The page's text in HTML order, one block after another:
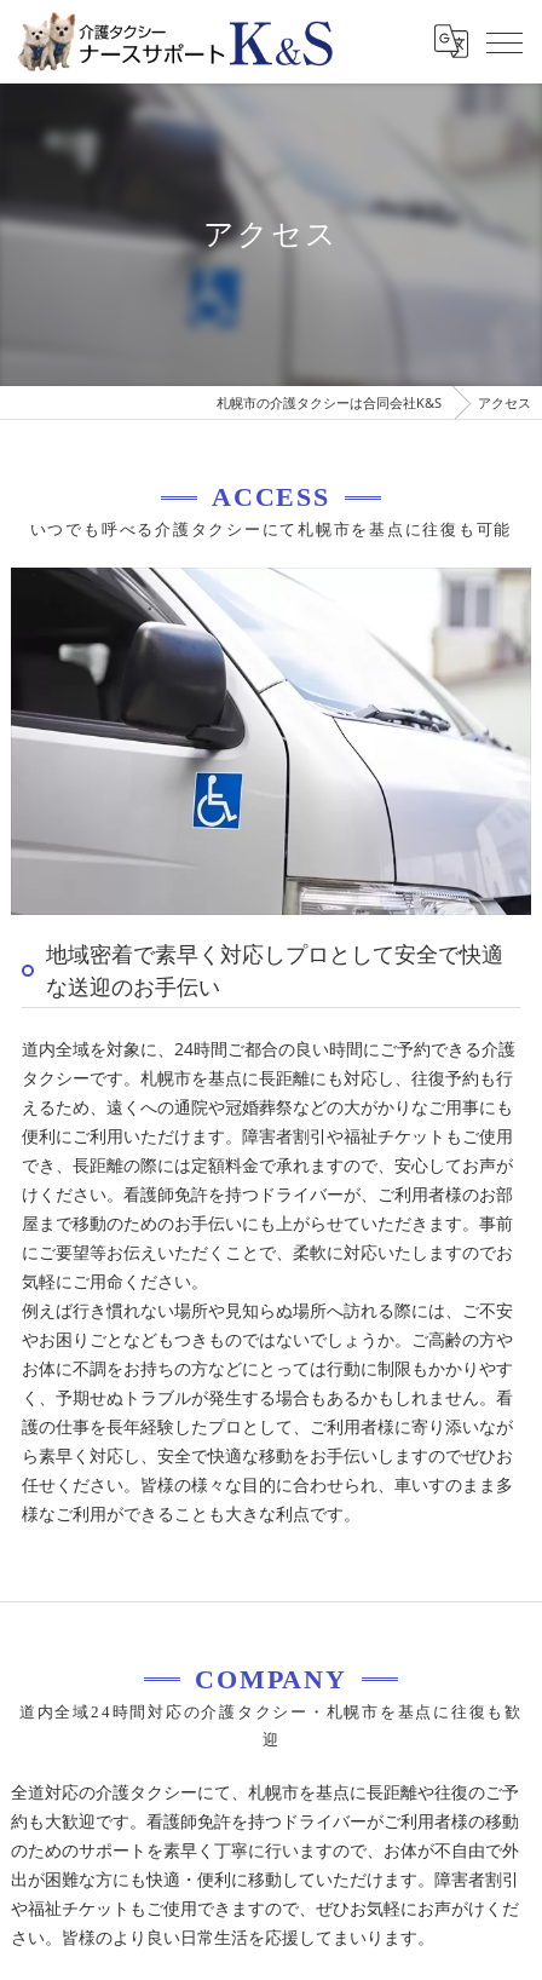
アクセス
札幌市の介護タクシーは合同会社K&S アクセス
いつでも呼べる介護タクシーにて札幌市を基点に往復も可能
ACCESS
地域密着で素早く対応しプロとして安全で快適
な送迎のお手伝い
道内全域を対象に、24時間ご都合の良い時間にご予約できる介護
タクシーです。札幌市を基点に長距離にも対応し、往復予約も行
えるため、遠くへの通院や冠婚葬祭などの大がかりなご用事にも
便利にご利用いただけます。障害者割引や福祉チケットもご使用
でき、長距離の際には定額料金で承れますので、安心してお声が
けください。看護師免許を持つドライバーが、ご利用者様のお部
屋まで移動のためのお手伝いにも上がらせていただきます。事前
にご要望等お伝えいただくことで、柔軟に対応いたしますのでお
気軽にご用命ください。
例えば行き慣れない場所や見知らぬ場所へ訪れる際には、ご不安
やお困りごとなどもつきものではないでしょうか。ご高齢の方や
お体に不調をお持ちの方などにとっては行動に制限もかかりやす
く、予期せぬトラブルが発生する場合もあるかもしれません。看
護の仕事を長年経験したプロとして、ご利用者様に寄り添いなが
ら素早く対応し、安全で快適な移動をお手伝いしますのでぜひお
任せください。皆様の様々な目的に合わせられ、車いすのまま多
様なご利用ができることも大きな利点です。
道内全域24時間対応の介護タクシー・札幌市を基点に往復も歓
迎
COMPANY
全道対応の介護タクシーにて、札幌市を基点に長距離や往復のご予
約も大歓迎です。看護師免許を持つドライバーがご利用者様の移動
のためのサポートを素早く丁寧に行いますので、お体が不自由で外
出が困難な方にも快適・便利に移動していただけます。障害者割引
や福祉チケットもご使用できますので、ぜひお気軽にお声がけくだ
さい。皆様のより良い日常生活を応援してまいります。